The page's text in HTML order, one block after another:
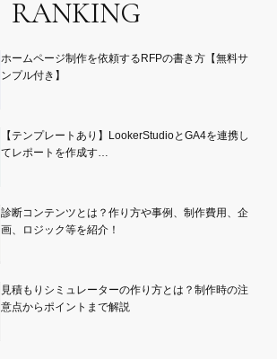
RANKING
ホームページ制作を依頼するRFPの書き方【無料サ
ンプル付き】
【テンプレートあり】LookerStudioとGA4を連携し
てレポートを作成す…
診断コンテンツとは？作り方や事例、制作費用、企
画、ロジック等を紹介！
見積もりシミュレーターの作り方とは？制作時の注
意点からポイントまで解説